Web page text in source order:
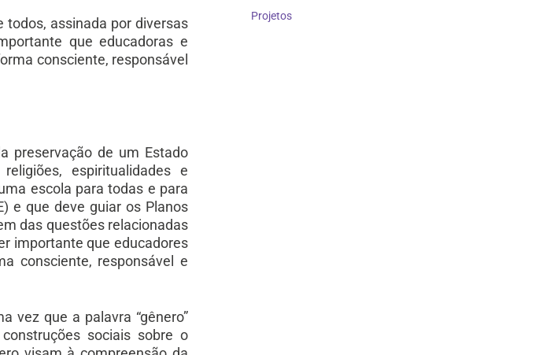
todos, assinada por diversas
que educadoras e
consciente, responsável
preservação de um Estado
espiritualidades e
escola para todas e para
e que deve guiar os Planos
das questões relacionadas
importante que educadores
consciente, responsável e
vez que a palavra “gênero”
sociais sobre o
Projetos